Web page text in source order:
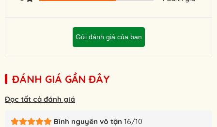
Gửi đánh giá của bạn
ĐÁNH GIÁ GẦN ĐÂY
Đọc tất cả đánh giá
Bình nguyên vô tận 16/10